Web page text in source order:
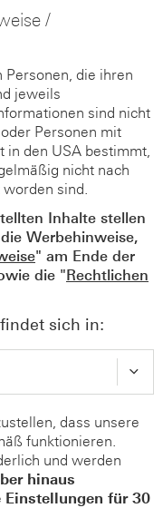
/
die ihren
jeweils
sind nicht
Personen mit
in den USA bestimmt,
nicht nach
sind.
Inhalte stellen
Werbehinweise,
" am Ende der
die "Rechtlichen
sich in:
dass unsere
funktionieren.
und werden
hinaus
für 30